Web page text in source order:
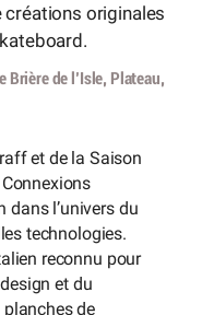
créations originales
Brière de l’Isle, Plateau,
et de la Saison
dans l’univers du
technologies.
reconnu pour
et du
de